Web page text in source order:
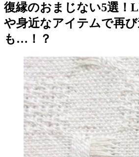
復縁のおまじない5選！
や身近なアイテムで再
も…！？